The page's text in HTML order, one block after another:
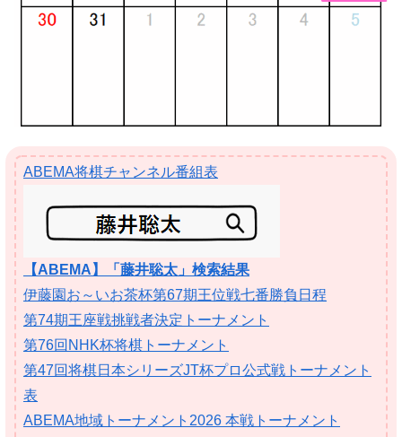
ABEMA将棋チャンネル番組表
【ABEMA】「藤井聡太」検索結果
伊藤園お～いお茶杯第67期王位戦七番勝負日程
第74期王座戦挑戦者決定トーナメント
第76回NHK杯将棋トーナメント
第47回将棋日本シリーズJT杯プロ公式戦トーナメント
表
ABEMA地域トーナメント2026 本戦トーナメント